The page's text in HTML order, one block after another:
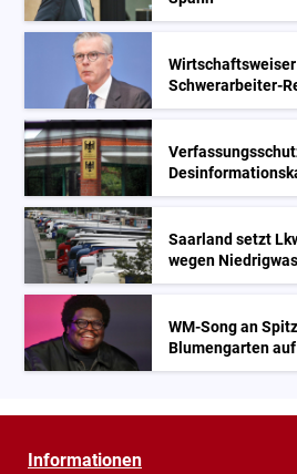
Schwerarbeiter-
Saarland setzt
wegen
WM-Song an
Blumengarten
Informationen